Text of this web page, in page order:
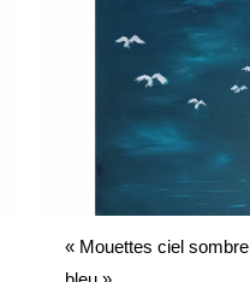
« Mouettes ciel sombre